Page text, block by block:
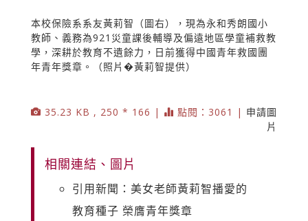
本校保險系系友黃莉智（圖右），現為永和秀朗國小
教師、義務為921災童課後輔導及偏遠地區學童補救教
學，深耕於教育不遺餘力，日前獲得中國青年救國團
年青年獎章。（照片�黃莉智提供）
35.23 KB , 250 * 166 | 點閱：3061 | 申請圖
片
相關連結、圖片
引用新聞：美女老師黃莉智播愛的
教育種子 榮膺青年獎章